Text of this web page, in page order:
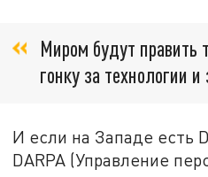
Миром будут править
гонку за технологии и
И если на Западе есть
DARPA (Управление